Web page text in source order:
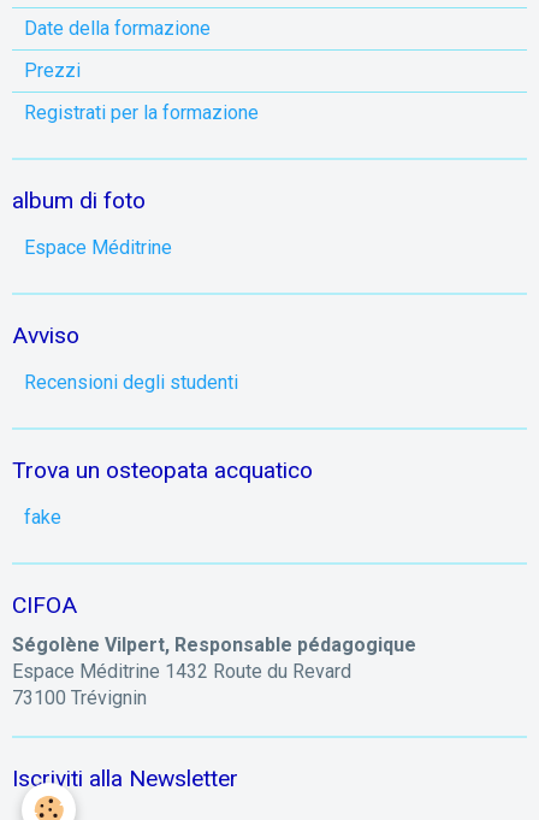
Date della formazione
Prezzi
Registrati per la formazione
album di foto
Espace Méditrine
Avviso
Recensioni degli studenti
Trova un osteopata acquatico
fake
CIFOA
Ségolène Vilpert, Responsable pédagogique
Espace Méditrine 1432 Route du Revard
73100 Trévignin
Iscriviti alla Newsletter